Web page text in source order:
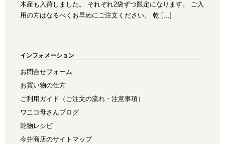
木産も入荷しました。 それぞれ2袋ずつ限定になります。 ご入
用の方はなるべくお早めにご注文ください。 乾 […]
インフォメーション
お問合せフォーム
お買い物の仕方
ご利用ガイド（ご注文の流れ・注意事項）
ワニコ母さんブログ
乾物レシピ
今井商店のサイトマップ